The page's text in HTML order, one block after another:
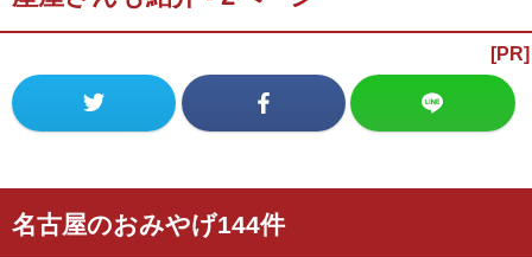
名古屋のおみやげ144件